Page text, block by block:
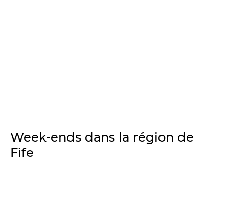
Week-ends dans la région de
Fife